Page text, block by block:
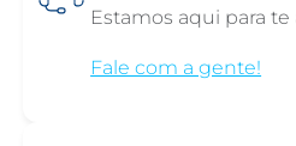
Estamos aqui para te
Fale com a gente!